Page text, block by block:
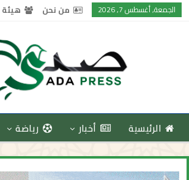
الجمعة, أغسطس 7, 2026 من نحن هيئة
الرئيسية أخبار رياضة